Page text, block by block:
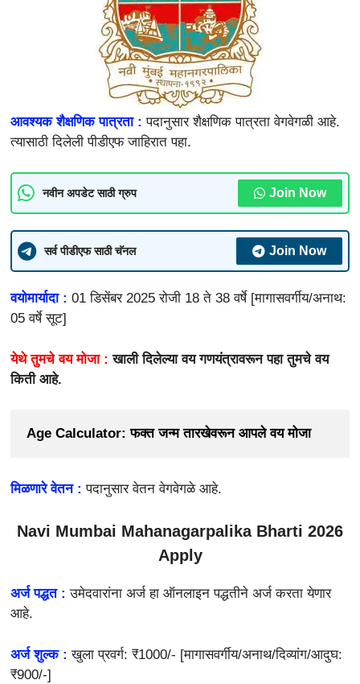
आवश्यक शैक्षणिक पात्रता : पदानुसार शैक्षणिक पात्रता वेगवेगळी आहे.
त्यासाठी दिलेली पीडीएफ जाहिरात पहा.
नवीन अपडेट साठी ग्रुप Join Now
सर्व पीडीएफ साठी चॅनल Join Now
वयोमार्यादा : 01 डिसेंबर 2025 रोजी 18 ते 38 वर्षे [मागासवर्गीय/अनाथ:
05 वर्षे सूट]
येथे तुमचे वय मोजा :खाली दिलेल्या वय गणयंत्रावरून पहा तुमचे वय
किती आहे.
Age Calculator: फक्त जन्म तारखेवरून आपले वय मोजा
मिळणारे वेतन : पदानुसार वेतन वेगवेगळे आहे.
Navi Mumbai Mahanagarpalika Bharti 2026
Apply
अर्ज पद्धत : उमेदवारांना अर्ज हा ऑनलाइन पद्धतीने अर्ज करता येणार
आहे.
अर्ज शुल्क : खुला प्रवर्ग: ₹1000/- [मागासवर्गीय/अनाथ/दिव्यांग/आदुघ:
₹900/-]